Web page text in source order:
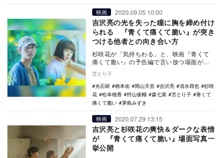
映画 2020.09.05 10:00
吉沢亮の光を失った瞳に胸を締め付け
られる 『青くて痛くて脆い』が突き
つける他者との向き合い方
杉咲花が「気持ちわる」と、映画『青くて
痛くて脆い』の予告編で言い放つ場面が気
た吉沢亮が「本…
苫とり子
光石研
柄本佑 岡山天音 吉沢亮 清水尋也
杉咲
花
松本穂香 狩山俊輔 森七菜 苫とり子
青くて
痛くて脆い
茅島みずき
映画 2020.07.29 13:15
吉沢亮と杉咲花の爽快＆ダークな表情
が 『青くて痛くて脆い』場面写真一
挙公開